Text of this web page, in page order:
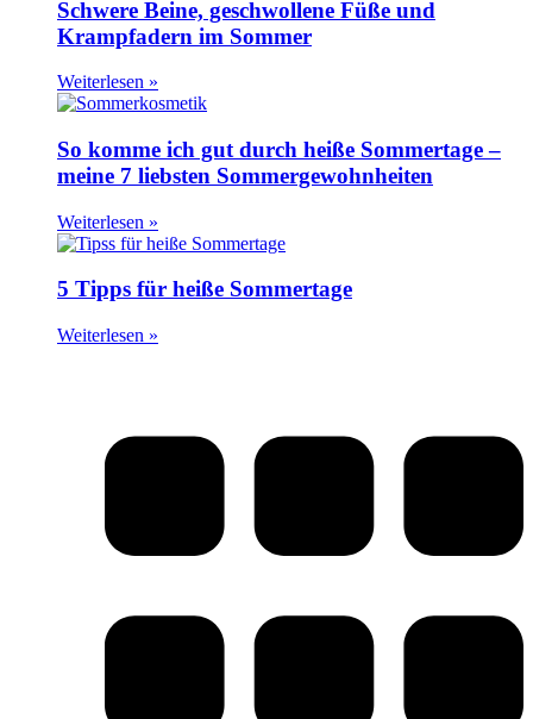
Schwere Beine, geschwollene Füße und
Krampfadern im Sommer
Weiterlesen »
So komme ich gut durch heiße Sommertage –
meine 7 liebsten Sommergewohnheiten
Weiterlesen »
5 Tipps für heiße Sommertage
Weiterlesen »